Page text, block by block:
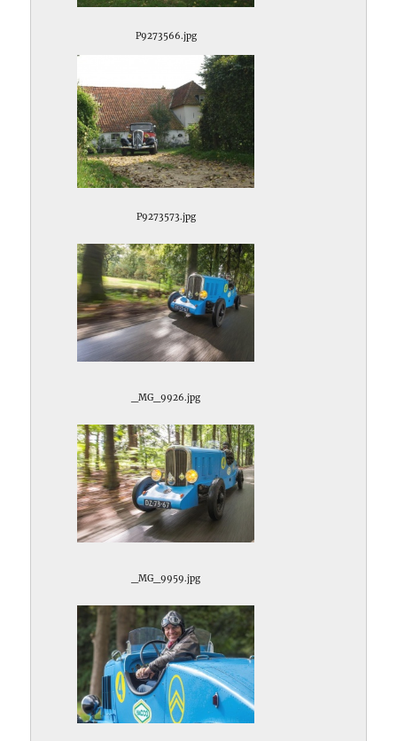
P9273566.jpg
P9273573.jpg
_MG_9926.jpg
_MG_9959.jpg